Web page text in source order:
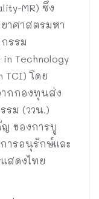
MR) ซึ่ง
าศาสตรมหา
รรม
Technology
TCI) โดย
กกองทุนส่ง
รม (ววน.)
ญ ของการบู
ารอนุรักษ์และ
สดงไทย